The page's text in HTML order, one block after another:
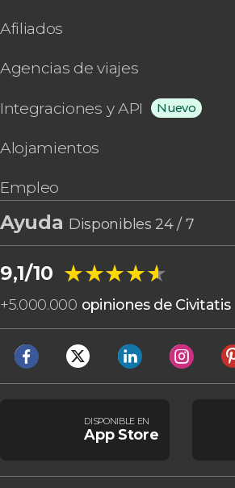
Afiliados
Agencias de viajes
Integraciones y API Nuevo
Alojamientos
Empleo
Ayuda Disponibles 24 / 7
9,1/10 ★★★★★
★★★★★
+5.000.000 opiniones de Civitatis
DISPONIBLE EN
App Store